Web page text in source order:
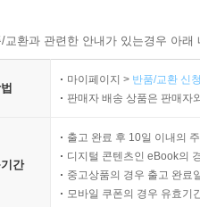
환과 관련한 안내가 있는경우 아
마이페이지 > 반품/교환 신
판매자 배송 상품은 판매자
간
출고 완료 후 10일 이내의
디지털 콘텐츠인 eBook의
중고상품의 경우 출고 완료
모바일 쿠폰의 경우 유효기